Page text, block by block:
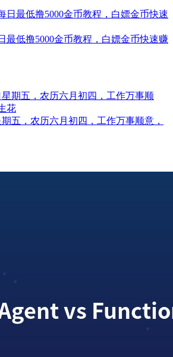
最低撸5000金币教程，白嫖金币快速赚
期五，农历六月初四，工作万事顺意，